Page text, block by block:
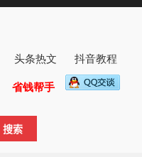
头条热文
抖音教程
省钱帮手